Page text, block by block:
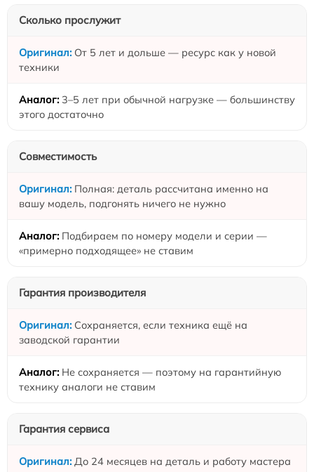
Сколько прослужит
От 5 лет и дольше — ресурс как у новой
техники
3–5 лет при обычной нагрузке — большинству
этого достаточно
Совместимость
Полная: деталь рассчитана именно на
вашу модель, подгонять ничего не нужно
Подбираем по номеру модели и серии —
«примерно подходящее» не ставим
Гарантия производителя
Сохраняется, если техника ещё на
заводской гарантии
Не сохраняется — поэтому на гарантийную
технику аналоги не ставим
Гарантия сервиса
До 24 месяцев на деталь и работу мастера